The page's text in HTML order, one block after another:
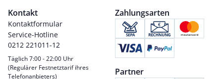
Kontakt
Kontaktformular
Service-Hotline
0212 221011-12
Täglich 7:00 - 22:00 Uhr
(Regulärer Festnetztarif ihres
Telefonanbieters)
Zahlungsarten
Partner